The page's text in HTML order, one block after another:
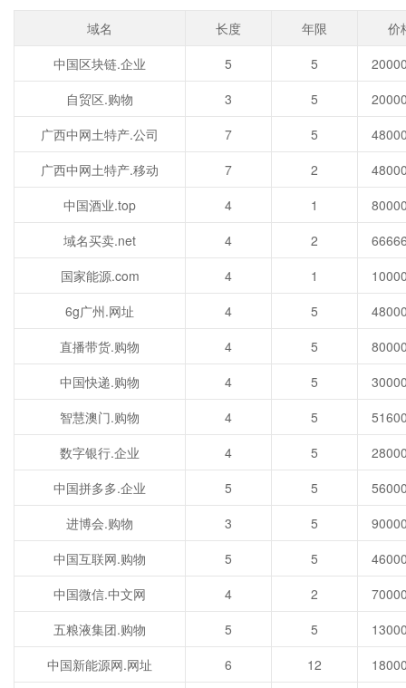
域名 长度 年限
价
中国区块链.企业
5
5
自贸区.购物
3
5
广西中网土特产.公司
7
5
广西中网土特产.移动
7
2
中国酒业.top
4
1
域名买卖.net
4
2
国家能源.com
4
1
6g广州.网址
4
5
直播带货.购物
4
5
中国快递.购物
4
5
智慧澳门.购物
4
5
数字银行.企业
4
5
中国拼多多.企业
5
5
进博会.购物
3
5
中国互联网.购物
5
5
中国微信.中文网
4
2
五粮液集团.购物
5
5
中国新能源网.网址
6
12